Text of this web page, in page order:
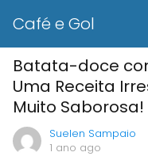
Café e Gol
Batata-doce
Uma Receita
Muito Saborosa!
Suelen Sampaio
1 ano ago